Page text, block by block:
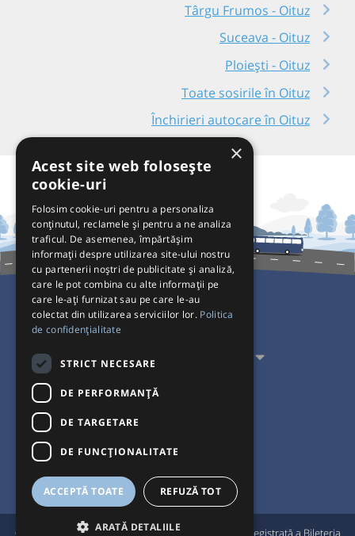
Târgu Frumos - Oituz
Suceava - Oituz
Ploiești - Oituz
Toate sosirile în Oituz
Închirieri autocare în Oituz
Pentru Călători
Pentru Transportatori
Interacționăm
Acceptăm plăți cu
© Bileteria 2004-2026 | Autogari.RO® este marcă înregistrată a Bileteria
×
Acest site web folosește
cookie-uri
Folosim cookie-uri pentru a personaliza
conținutul, reclamele și pentru a ne analiza
traficul. De asemenea, împărtășim
informații despre utilizarea site-ului nostru
cu partenerii noștri de publicitate și analiză,
care le pot combina cu alte informații pe
care le-ați furnizat sau pe care le-au
colectat din utilizarea serviciilor lor. Politica
de confidențialitate
STRICT NECESARE
DE PERFORMANȚĂ
DE TARGETARE
DE FUNCŢIONALITATE
ACCEPTĂ TOATE REFUZĂ TOT
ARATĂ DETALIILE